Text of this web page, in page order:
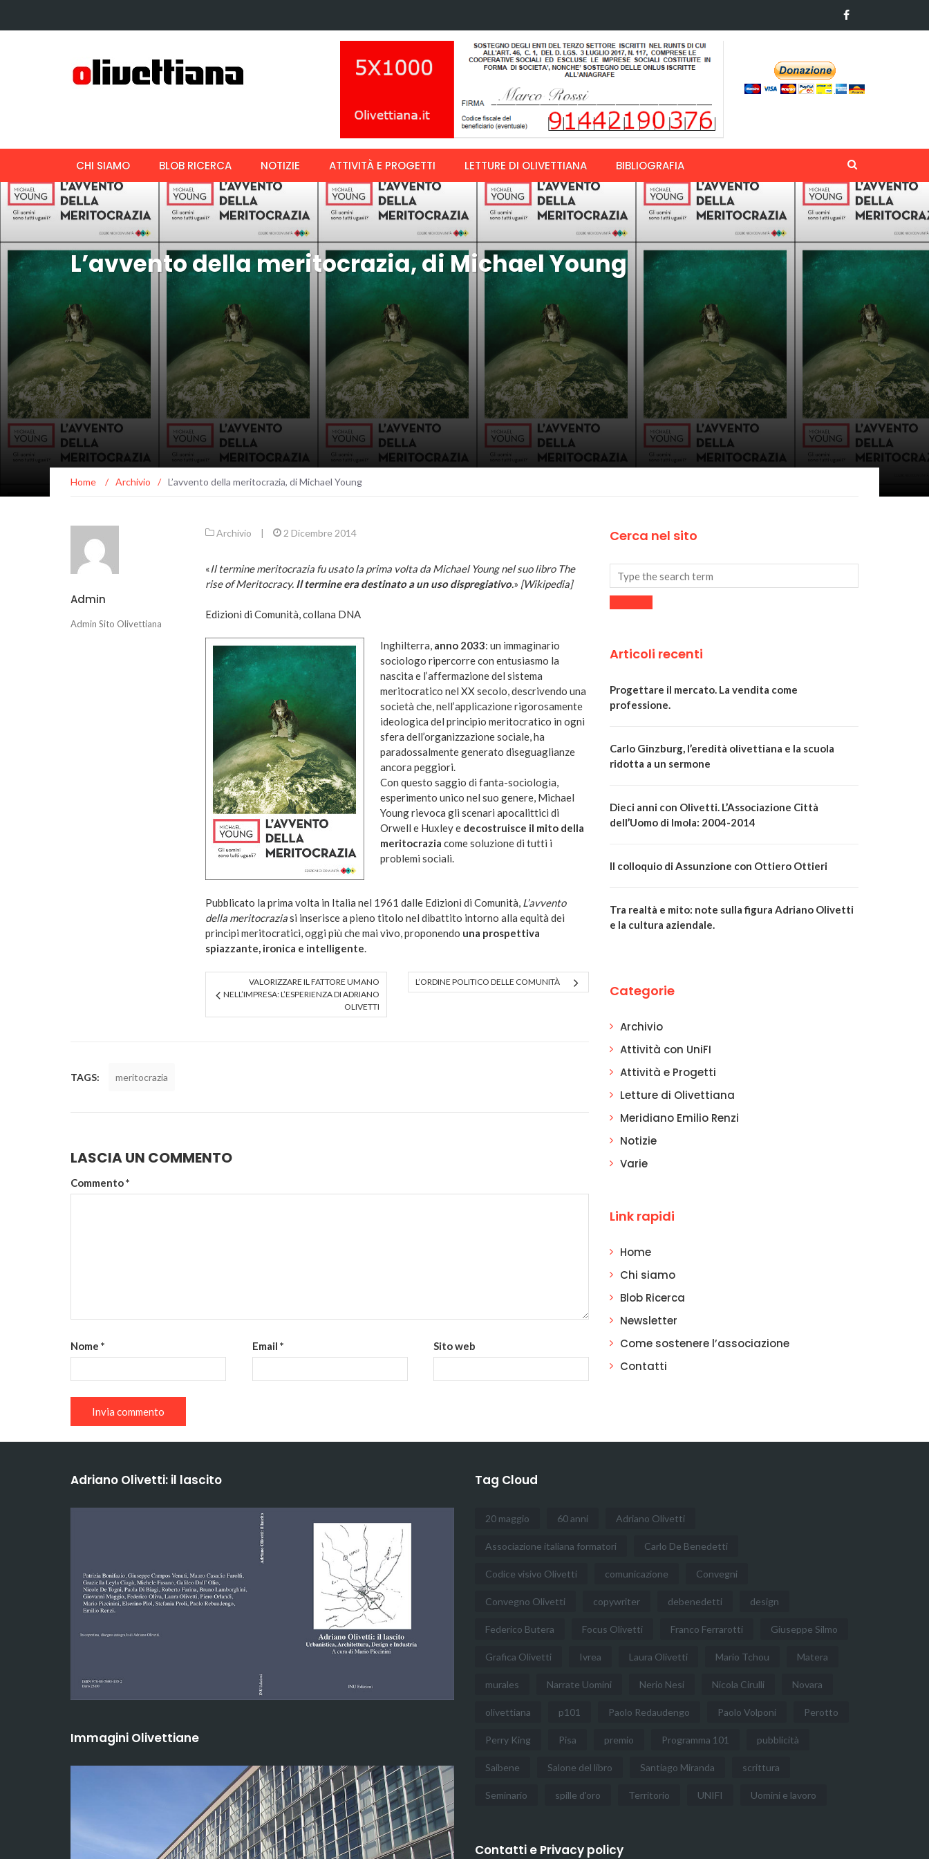
CHI SIAMO BLOB RICERCA NOTIZIE ATTIVITÀ E PROGETTI LETTURE DI OLIVETTIANA BIBLIOGRAFIA
L’avvento della meritocrazia, di Michael Young
Home / Archivio / L’avvento della meritocrazia, di Michael Young
Admin
Admin Sito Olivettiana
Archivio | 2 Dicembre 2014
«Il termine meritocrazia fu usato la prima volta da Michael Young nel suo libro The
rise of Meritocracy. Il termine era destinato a un uso dispregiativo.» [Wikipedia]
Edizioni di Comunità, collana DNA
Inghilterra, anno 2033: un immaginario
sociologo ripercorre con entusiasmo la
nascita e l’affermazione del sistema
meritocratico nel XX secolo, descrivendo una
società che, nell’applicazione rigorosamente
ideologica del principio meritocratico in ogni
sfera dell’organizzazione sociale, ha
paradossalmente generato diseguaglianze
ancora peggiori.
Con questo saggio di fanta-sociologia,
esperimento unico nel suo genere, Michael
Young rievoca gli scenari apocalittici di
Orwell e Huxley e decostruisce il mito della
meritocrazia come soluzione di tutti i
problemi sociali.
Pubblicato la prima volta in Italia nel 1961 dalle Edizioni di Comunità, L’avvento
della meritocraziasi inserisce a pieno titolo nel dibattito intorno alla equità dei
principi meritocratici, oggi più che mai vivo, proponendo una prospettiva
spiazzante, ironica e intelligente.
VALORIZZARE IL FATTORE UMANO
NELL’IMPRESA: L’ESPERIENZA DI ADRIANO
OLIVETTI
L’ORDINE POLITICO DELLE COMUNITÀ
TAGS: meritocrazia
LASCIA UN COMMENTO
Commento*
Nome * Email * Sito web
Cerca nel sito
Articoli recenti
Progettare il mercato. La vendita come
professione.
Carlo Ginzburg, l’eredità olivettiana e la scuola
ridotta a un sermone
Dieci anni con Olivetti. L’Associazione Città
dell’Uomo di Imola: 2004-2014
Il colloquio di Assunzione con Ottiero Ottieri
Tra realtà e mito: note sulla figura Adriano Olivetti
e la cultura aziendale.
Categorie
Archivio
Attività con UniFI
Attività e Progetti
Letture di Olivettiana
Meridiano Emilio Renzi
Notizie
Varie
Link rapidi
Home
Chi siamo
Blob Ricerca
Newsletter
Come sostenere l’associazione
Contatti
Adriano Olivetti: il lascito
Immagini Olivettiane
Tag Cloud
20 maggio 60 anni Adriano Olivetti
Associazione italiana formatori Carlo De Benedetti
Codice visivo Olivetti comunicazione Convegni
Convegno Olivetti copywriter debenedetti design
Federico Butera Focus Olivetti Franco Ferrarotti Giuseppe Silmo
Grafica Olivetti Ivrea Laura Olivetti Mario Tchou Matera
murales Narrate Uomini Nerio Nesi Nicola Cirulli Novara
olivettiana p101 Paolo Redaudengo Paolo Volponi Perotto
Perry King Pisa premio Programma 101 pubblicità
Saibene Salone del libro Santiago Miranda scrittura
Seminario spille d'oro Territorio UNIFI Uomini e lavoro
Contatti e Privacy policy